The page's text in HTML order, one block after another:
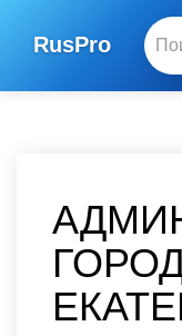
RusPro